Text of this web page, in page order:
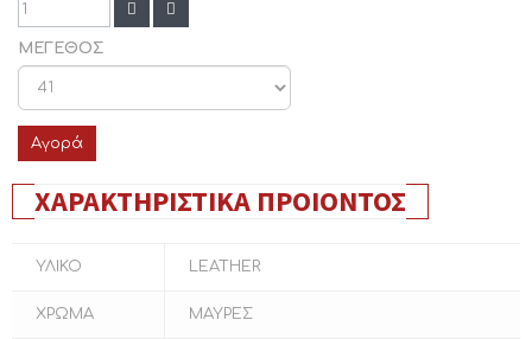
ΜΕΓΕΘΟΣ
Αγορά
ΧΑΡΑΚΤΗΡΙΣΤΙΚΆ ΠΡΟΙΌΝΤΟΣ
ΥΛΙΚΟ LEATHER
ΧΡΩΜΑ ΜΑΥΡΕΣ